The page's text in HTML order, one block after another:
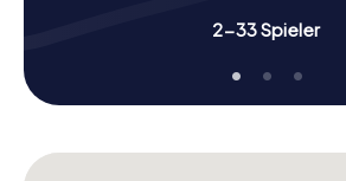
2-33 Spieler